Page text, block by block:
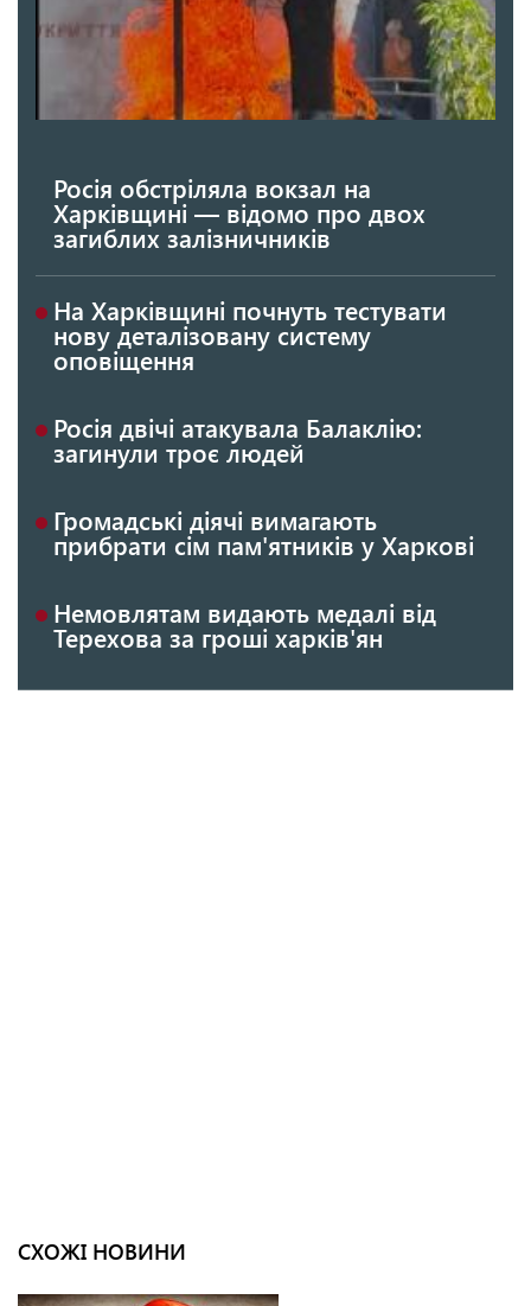
Росія обстріляла вокзал на
Харківщині — відомо про двох
загиблих залізничників
На Харківщині почнуть тестувати
нову деталізовану систему
оповіщення
Росія двічі атакувала Балаклію:
загинули троє людей
Громадські діячі вимагають
прибрати сім пам'ятників у Харкові
Немовлятам видають медалі від
Терехова за гроші харків'ян
СХОЖІ НОВИНИ